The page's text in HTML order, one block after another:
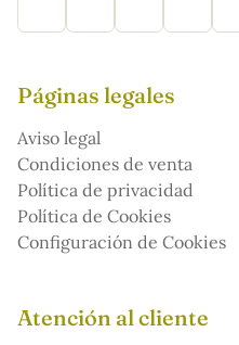
Páginas legales
Aviso legal
Condiciones de venta
Política de privacidad
Política de Cookies
Configuración de Cookies
Atención al cliente